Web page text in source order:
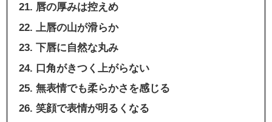
唇の厚みは控えめ
上唇の山が滑らか
下唇に自然な丸み
口角がきつく上がらない
無表情でも柔らかさを感じる
笑顔で表情が明るくなる